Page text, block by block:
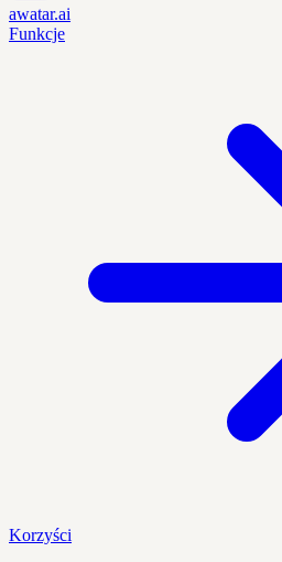
awatar.ai
Funkcje
Korzyści